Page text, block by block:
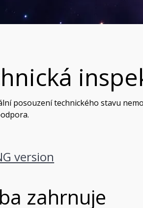
posouzení technického stavu
version
zahrnuje